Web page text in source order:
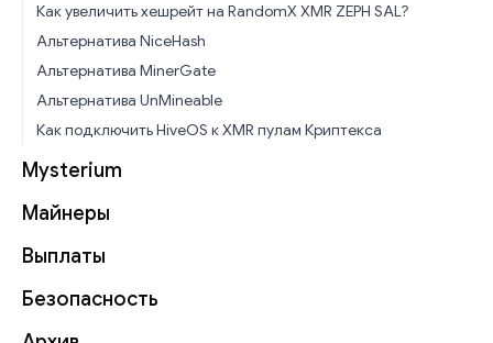
Как увеличить хешрейт на RandomX XMR ZEPH SAL?
Альтернатива NiceHash
Альтернатива MinerGate
Альтернатива UnMineable
Как подключить HiveOS к XMR пулам Криптекса
Mysterium
Майнеры
Выплаты
Безопасность